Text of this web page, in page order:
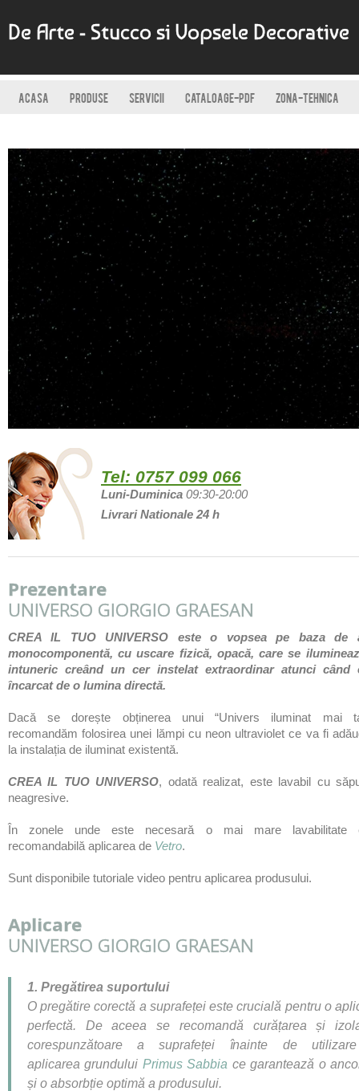
De Arte - Stucco si Vopsele Decorative
ACASA PRODUSE SERVICII CATALOAGE-PDF ZONA-TEHNICA
Tel: 0757 099 066
Luni-Duminica 09:30-20:00
Livrari Nationale 24 h
Prezentare
UNIVERSO GIORGIO GRAESAN
​CREA IL TUO UNIVERSO este o vopsea pe baza de
monocomponentă, cu uscare fizică, opacă, care se
intuneric creând un cer instelat extraordinar atunci când
încarcat de o lumina directă.
Dacăse dorește obținerea unui “Univers iluminat mai
recomandăm folosirea unei lămpi cu neon ultraviolet ce va fi adă
la instalația de iluminat existentă.
CREA IL TUO UNIVERSO, odată realizat, este lavabil cu
neagresive.
În zonele unde este necesară o mai mare lavabilitate
recomandabilă aplicarea de Vetro.
Sunt disponibile tutoriale video pentru aplicarea produsului.
Aplicare
UNIVERSO GIORGIO GRAESAN
1. Pregătirea suportului
O pregătire corectă a suprafeței este crucială pentru o
perfectă. De aceea se recomandă curățarea și
corespunzătoare a suprafeței înainte de
aplicarea grundului Primus Sabbia ce garantează o
și o absorbție optimă a produsului.